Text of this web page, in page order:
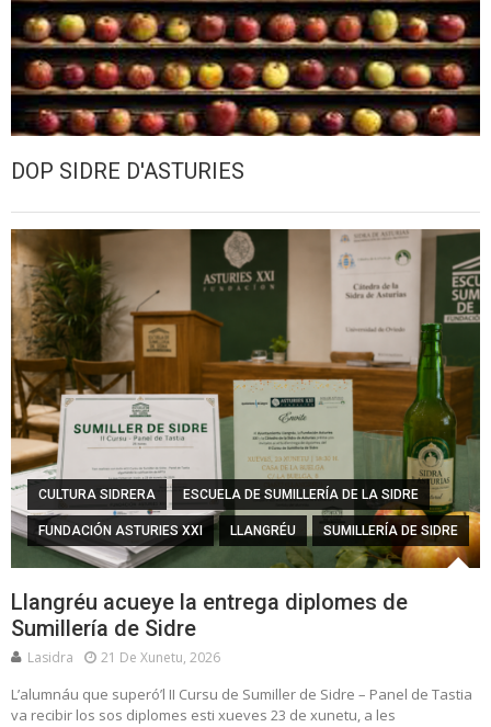
DOP SIDRE D'ASTURIES
CULTURA SIDRERA ESCUELA DE SUMILLERÍA DE LA SIDRE
FUNDACIÓN ASTURIES XXI LLANGRÉU SUMILLERÍA DE SIDRE
Llangréu acueye la entrega diplomes de
Sumillería de Sidre
Lasidra 21 De Xunetu, 2026
L’alumnáu que superó’l II Cursu de Sumiller de Sidre – Panel de Tastia
va recibir los sos diplomes esti xueves 23 de xunetu, a les